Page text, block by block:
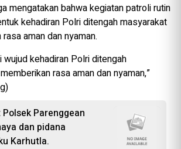
mengatakan bahwa kegiatan patroli rutin
kehadiran Polri ditengah masyarakat
aman dan nyaman.
wujud kehadiran Polri ditengah
rasa aman dan nyaman,”
Parenggean
dan pidana
Karhutla.